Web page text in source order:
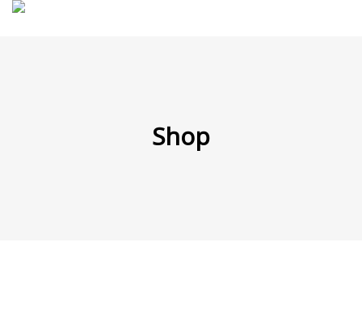
Shop